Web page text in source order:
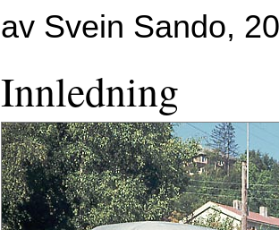
av Svein Sando,
Innledning